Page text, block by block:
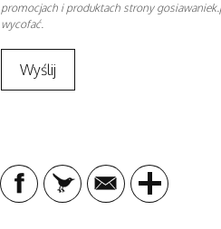
promocjach i produktach strony
wycofać.